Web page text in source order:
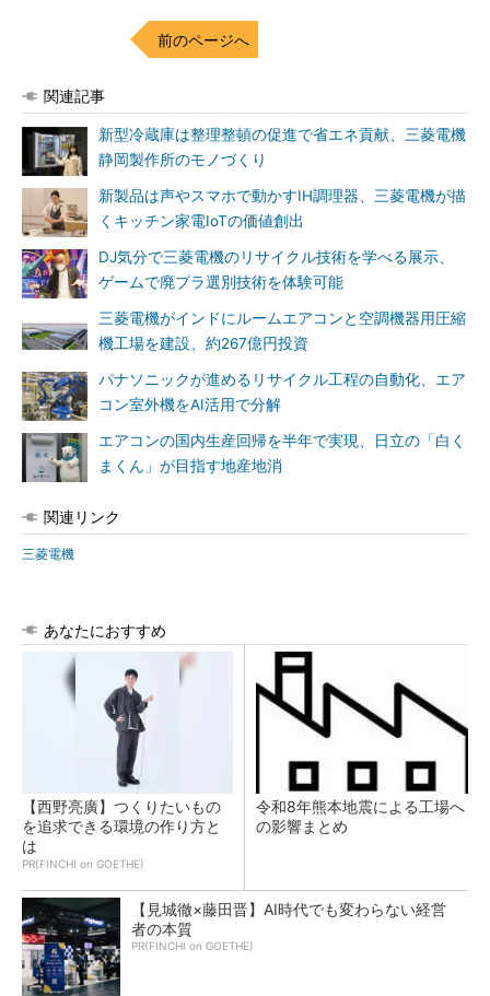
前のページへ
関連記事
新型冷蔵庫は整理整頓の促進で省エネ貢献、三菱電機
静岡製作所のモノづくり
新製品は声やスマホで動かすIH調理器、三菱電機が描
くキッチン家電IoTの価値創出
DJ気分で三菱電機のリサイクル技術を学べる展示、
ゲームで廃プラ選別技術を体験可能
三菱電機がインドにルームエアコンと空調機器用圧縮
機工場を建設、約267億円投資
パナソニックが進めるリサイクル工程の自動化、エア
コン室外機をAI活用で分解
エアコンの国内生産回帰を半年で実現、日立の「白く
まくん」が目指す地産地消
関連リンク
三菱電機
あなたにおすすめ
【西野亮廣】つくりたいもの
を追求できる環境の作り方と
は
PR(FINCHI on GOETHE)
令和8年熊本地震による工場へ
の影響まとめ
【見城徹×藤田晋】AI時代でも変わらない経営
者の本質
PR(FINCHI on GOETHE)